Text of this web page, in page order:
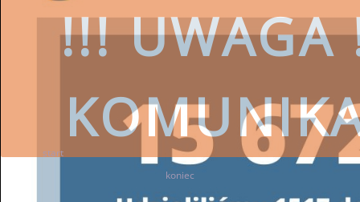
!!! UWAGA
podpisane_umowy
Mikroretencja - aktualności Liczba artykułów: 4
Mikroretencja - kontakt Liczba artykułów: 1
start 5 6 8 9 10
koniec